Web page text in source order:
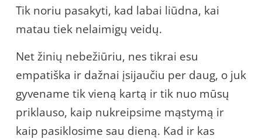
Tik noriu pasakyti, kad labai liūdna, kai
matau tiek nelaimigų veidų.
Net žinių nebežiūriu, nes tikrai esu
empatiška ir dažnai įsijaučiu per daug, o juk
gyvename tik vieną kartą ir tik nuo mūsų
priklauso, kaip nukreipsime mąstymą ir
kaip pasiklosime sau dieną. Kad ir kas